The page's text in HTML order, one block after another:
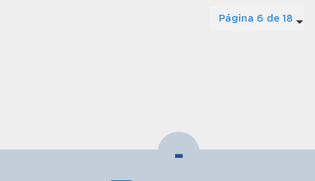
Página 6 de 18
-